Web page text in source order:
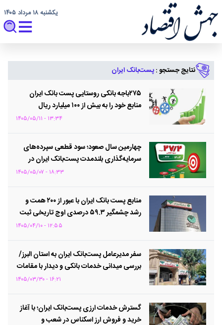
یکشنبه ۱۸ مرداد ۱۴۰۵
نتایج جستجو :پست‌بانک ایران
۲۷۵باجه بانکی روستایی پست بانک ایران
منابع خود را به بیش از ۱۰۰ میلیارد ریال
۱۳:۳۴ - ۱۴۰۵/۰۵/۱۱
چهارمین سال صعود؛ سود قطعی سپرده‌های
سرمایه‌گذاری بلندمدت پست‌بانک ایران در
۱۸:۳۳ - ۱۴۰۵/۰۵/۰۷
منابع پست بانک ایران با عبور از ۲۰۰ همت و
رشد چشمگیر ۵۹.۳ درصدی اوج تاریخی ثبت
۱۲:۵۵ - ۱۴۰۵/۰۴/۱۰
سفر مدیرعامل پست‌بانک ایران به استان البرز/
بررسی میدانی خدمات بانکی و دیدار با مقامات
۱۶:۲۱ - ۱۴۰۵/۰۳/۳۰
گسترش خدمات ارزی پست‌بانک ایران؛ با آغاز
خرید و فروش ارز اسکناس در شعب و